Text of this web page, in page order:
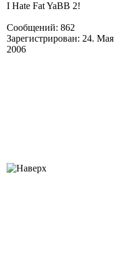
I Hate Fat YaBB 2!
Сообщений: 862
Зарегистрирован: 24. Мая
2006